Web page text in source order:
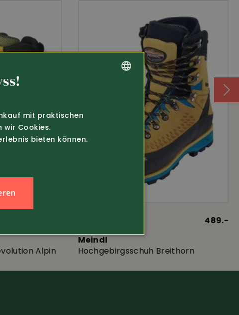
Alpin
489.-
Meindl
Hochgebirgsschuh Breithorn
mit praktischen
wir Cookies.
bieten können.